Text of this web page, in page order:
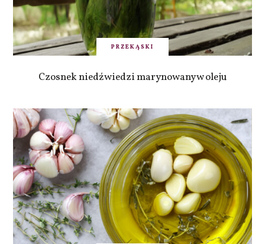
PRZEKĄSKI
Czosnek niedźwiedzi marynowany w oleju